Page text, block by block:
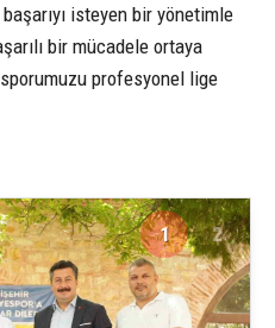
isteyen bir yönetimle
bir mücadele ortaya
profesyonel lige
1 2